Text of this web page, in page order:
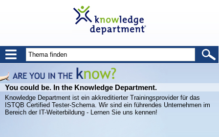
You could be. In the Knowledge Department.
Knowledge Department ist ein akkreditierter Trainingsprovider für das
ISTQB Certified Tester-Schema. Wir sind ein führendes Unternehmen im
Bereich der IT-Weiterbildung - Lernen Sie uns kennen!